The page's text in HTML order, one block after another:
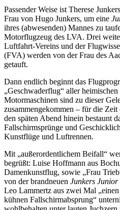
Passender Weise ist Therese
Frau von Hugo Junkers, um eine
ihres (abwesenden) Mannes zu
Motorflugzeug des LVA. Drei
Luftfahrt-Vereins und der
(FVA) werden von der Frau des
getauft.
Dann endlich beginnt das
„Geschwaderflug“ aller
Motormaschinen sind zu dieser
zusammengekommen – für die
den späten Abend hinein bestaunt
Fallschirmsprünge und
Kunstflüge und Luftrennen.
Mit „außerordentlichem Beifall“
begrüßt: Luise Hoffmann aus
Damenkunstflug, sowie „Frau
von der brandneuen Junkers Junior
Leo Lammertz aus zwei Mal „einen
kühnen Fallschirmabsprung“